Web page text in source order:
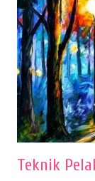
membutuhkan
nyaman dan
adalah tidak
proses
ideal digunakan
menggunakan
Teknik